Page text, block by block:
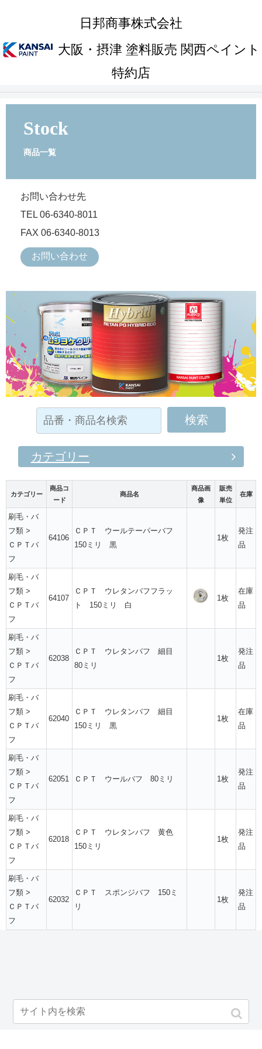
日邦商事株式会社
大阪・摂津 塗料販売 関西ペイント
特約店
Stock
商品一覧
お問い合わせ先
TEL 06-6340-8011
FAX 06-6340-8013
お問い合わせ
カテゴリー
カテゴリー
商品コ
ード
商品名
商品画
像
販売
単位
在庫
刷毛・バ
フ類 >
ＣＰＴバ
フ
64106
ＣＰＴ ウールテーパーバフ
150ミリ 黒
1枚
発注
品
刷毛・バ
フ類 >
ＣＰＴバ
フ
64107
ＣＰＴ ウレタンバフフラッ
ト 150ミリ 白
1枚
在庫
品
刷毛・バ
フ類 >
ＣＰＴバ
フ
62038
ＣＰＴ ウレタンバフ 細目
80ミリ
1枚
発注
品
刷毛・バ
フ類 >
ＣＰＴバ
フ
62040
ＣＰＴ ウレタンバフ 細目
150ミリ 黒
1枚
在庫
品
刷毛・バ
フ類 >
ＣＰＴバ
フ
62051 ＣＰＴ ウールバフ 80ミリ 1枚
発注
品
刷毛・バ
フ類 >
ＣＰＴバ
フ
62018
ＣＰＴ ウレタンバフ 黄色
150ミリ
1枚
発注
品
刷毛・バ
フ類 >
ＣＰＴバ
フ
62032
ＣＰＴ スポンジバフ 150ミ
リ
1枚
発注
品